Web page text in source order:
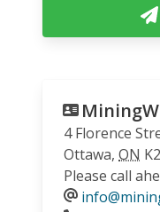
4 Florence
Ottawa, ON
Please call